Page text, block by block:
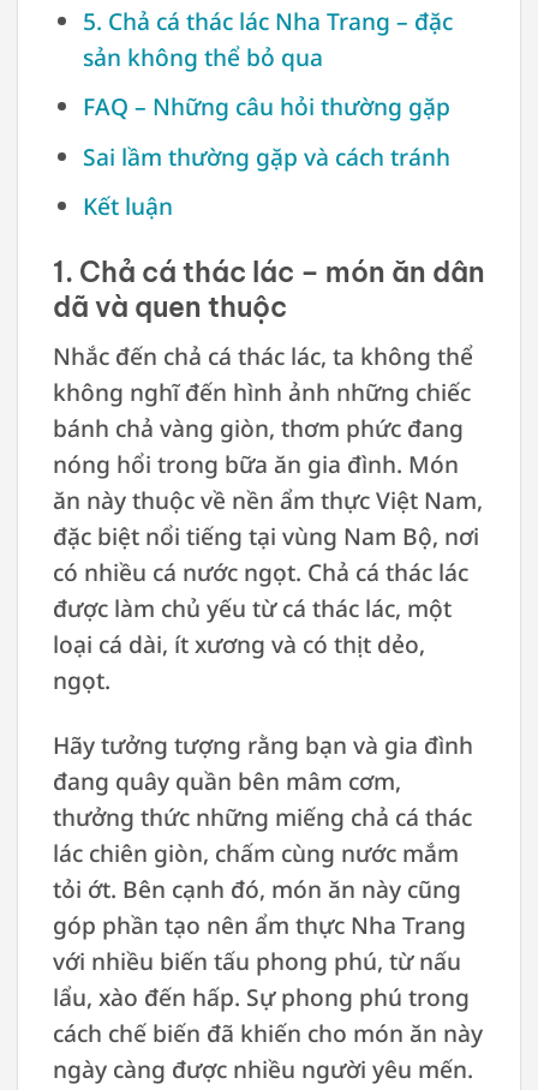
5. Chả cá thác lác Nha Trang – đặc
sản không thể bỏ qua
FAQ – Những câu hỏi thường gặp
Sai lầm thường gặp và cách tránh
Kết luận
1. Chả cá thác lác – món ăn dân
dã và quen thuộc
Nhắc đến chả cá thác lác, ta không thể
không nghĩ đến hình ảnh những chiếc
bánh chả vàng giòn, thơm phức đang
nóng hổi trong bữa ăn gia đình. Món
ăn này thuộc về nền ẩm thực Việt Nam,
đặc biệt nổi tiếng tại vùng Nam Bộ, nơi
có nhiều cá nước ngọt. Chả cá thác lác
được làm chủ yếu từ cá thác lác, một
loại cá dài, ít xương và có thịt dẻo,
ngọt.
Hãy tưởng tượng rằng bạn và gia đình
đang quây quần bên mâm cơm,
thưởng thức những miếng chả cá thác
lác chiên giòn, chấm cùng nước mắm
tỏi ớt. Bên cạnh đó, món ăn này cũng
góp phần tạo nên ẩm thực Nha Trang
với nhiều biến tấu phong phú, từ nấu
lẩu, xào đến hấp. Sự phong phú trong
cách chế biến đã khiến cho món ăn này
ngày càng được nhiều người yêu mến.